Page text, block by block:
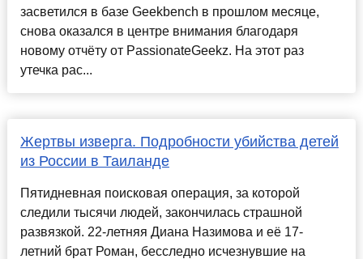
засветился в базе Geekbench в прошлом месяце,
снова оказался в центре внимания благодаря
новому отчёту от PassionateGeekz. На этот раз
утечка рас...
Жертвы изверга. Подробности убийства детей
из России в Таиланде
Пятидневная поисковая операция, за которой
следили тысячи людей, закончилась страшной
развязкой. 22-летняя Диана Назимова и её 17-
летний брат Роман, бесследно исчезнувшие на